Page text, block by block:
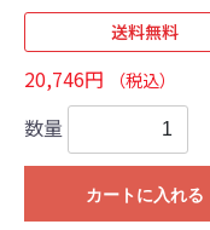
送料無料
20,746円 （税込）
数量
カートに入れる